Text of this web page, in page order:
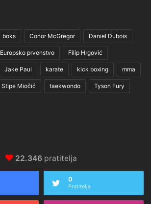
boks Conor McGregor Daniel Dubois
Europsko prvenstvo Filip Hrgović
Jake Paul karate kick boxing mma
Stipe Miočić taekwondo Tyson Fury
22.346 pratitelja
0
Pratitelja